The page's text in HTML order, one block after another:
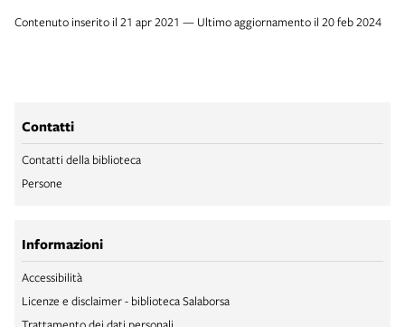
Contenuto inserito il 21 apr 2021 — Ultimo aggiornamento il 20 feb 2024
Contatti
Contatti della biblioteca
Persone
Informazioni
Accessibilità
Licenze e disclaimer - biblioteca Salaborsa